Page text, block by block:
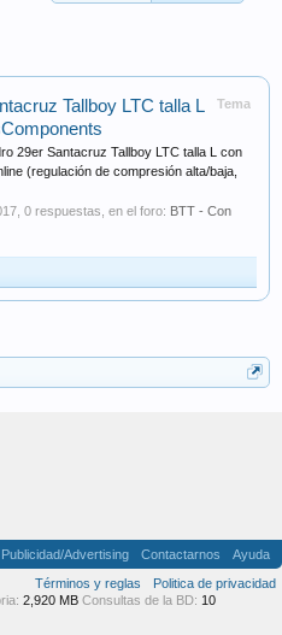
Tema
Tallboy LTC talla L
29er Santacruz Tallboy LTC talla L con
(regulación de compresión alta/baja,
, 0 respuestas, en el foro: BTT - Con
Publicidad/Advertising Contactarnos
Ayuda
Términos y reglas
Politica de privacidad
2,920 MB Consultas de la BD: 10